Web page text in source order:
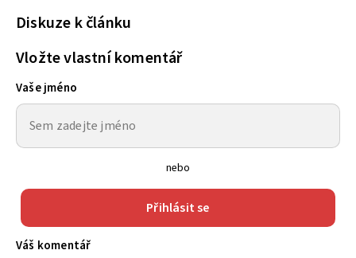
Diskuze k článku
Vložte vlastní komentář
Vaše jméno
nebo
Přihlásit se
Váš komentář